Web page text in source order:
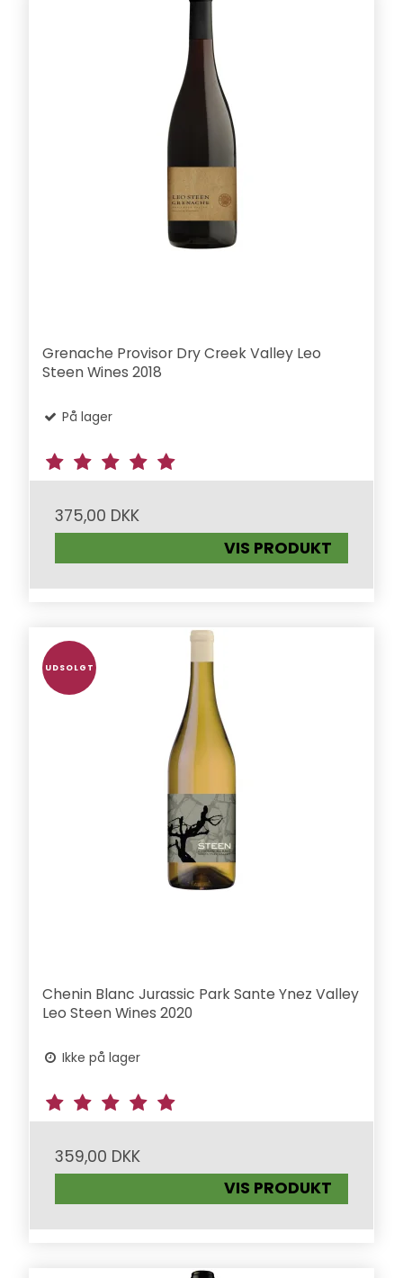
Grenache Provisor Dry Creek Valley Leo
Steen Wines 2018
På lager
375,00 DKK
VIS PRODUKT
UDSOLGT
Chenin Blanc Jurassic Park Sante Ynez Valley
Leo Steen Wines 2020
Ikke på lager
359,00 DKK
VIS PRODUKT